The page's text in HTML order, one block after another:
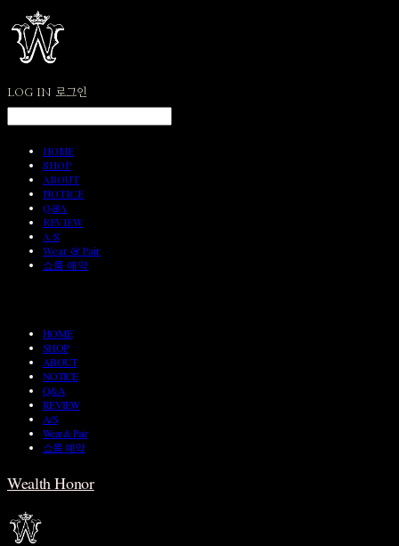
LOG IN 로그인
HOME
SHOP
ABOUT
NOTICE
Q&A
REVIEW
A/S
Wear & Pair
쇼룸 예약
HOME
SHOP
ABOUT
NOTICE
Q&A
REVIEW
A/S
Wear & Pair
쇼룸 예약
Wealth Honor